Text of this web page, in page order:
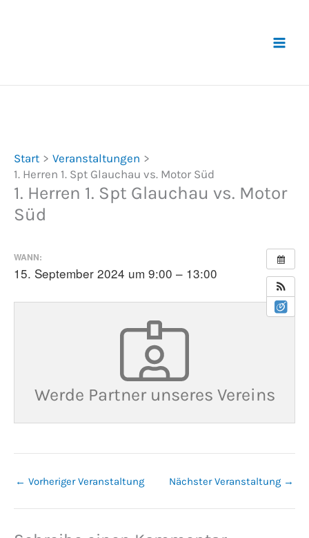
Start
Veranstaltungen
1. Herren 1. Spt Glauchau vs. Motor Süd
1. Herren 1. Spt Glauchau vs. Motor
Süd
WANN:
15. September 2024 um 9:00 – 13:00
Werde Partner unseres Vereins
← Vorheriger Veranstaltung Nächster Veranstaltung →